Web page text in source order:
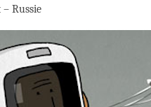
Russie